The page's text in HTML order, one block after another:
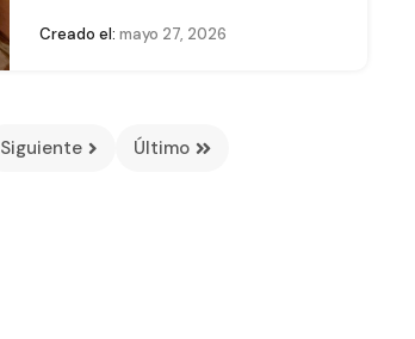
Creado el: mayo 27, 2026
Siguiente Último